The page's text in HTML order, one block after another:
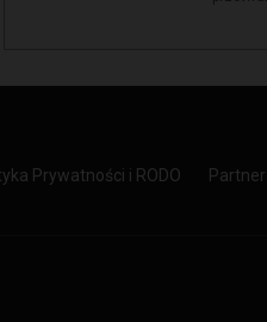
Prywatności i RODO